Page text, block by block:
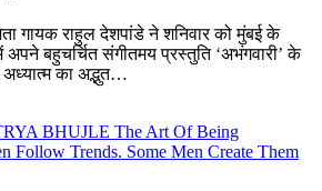
गायक राहुल देशपांडे ने शनिवार को मुंबई के
अपने बहुचर्चित संगीतमय प्रस्तुति ‘अभंगवारी’ के
का अद्भुत…